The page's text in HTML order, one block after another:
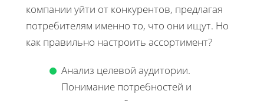
компании уйти от конкурентов, предлагая
потребителям именно то, что они ищут. Но
как правильно настроить ассортимент?
Анализ целевой аудитории.
Понимание потребностей и